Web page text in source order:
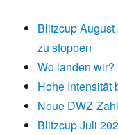
Blitzcup
zu stoppen
Wo landen
Hohe Intensität
Neue DWZ-
Blitzcup Juli